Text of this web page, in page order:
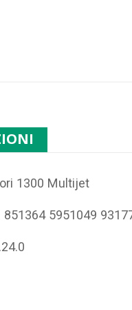
1300 Multijet
851364 5951049